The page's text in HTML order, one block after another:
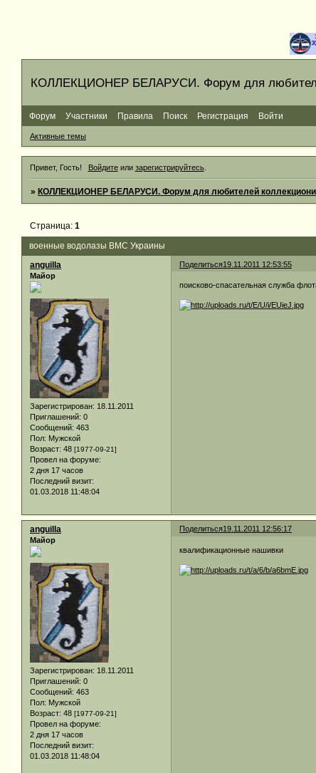
КОЛЛЕКЦИОНЕР БЕЛАРУСИ. Форум для
Форум Участники Правила Поиск Регистрация Войти
Активные темы
Привет, Гость! Войдитеили зарегистрируйтесь.
»КОЛЛЕКЦИОНЕР БЕЛАРУСИ. Форум для любителей
военные водолазы ВМС Украины
Страница:1
Поделиться19.11.2011 12:53:55
anguilla
Майор
Зарегистрирован: 18.11.2011
Приглашений: 0
Сообщений: 463
Пол: Мужской
Возраст: 48 [1977-09-21]
Провел на форуме:
2 дня 17 часов
Последний визит:
01.03.2018 11:48:04
поисково-спасательная служба
Поделиться19.11.2011 12:56:17
anguilla
Майор
Зарегистрирован: 18.11.2011
Приглашений: 0
Сообщений: 463
Пол: Мужской
Возраст: 48 [1977-09-21]
Провел на форуме:
2 дня 17 часов
Последний визит:
01.03.2018 11:48:04
квалификационные нашивки